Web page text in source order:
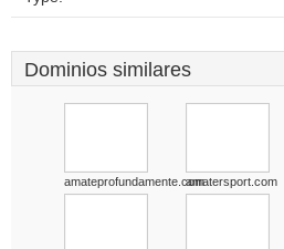
Dominios similares
amateprofundamente.comamatersport.com